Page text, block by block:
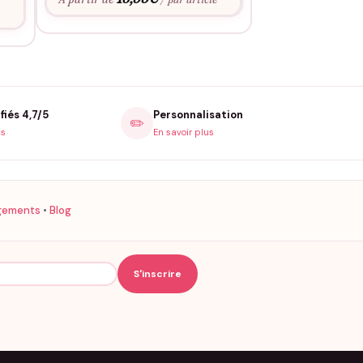
4,7/5 ✏️ Personnalisation
En savoir plus
• Blog